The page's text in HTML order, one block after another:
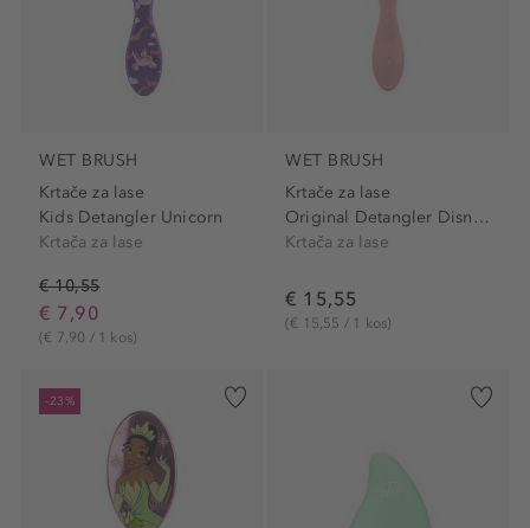
WET BRUSH
Krtače za lase
Kids Detangler Unicorn
Krtača za lase
€ 10,55
€ 7,90
(€ 7,90 / 1 kos)
WET BRUSH
Krtače za lase
Original Detangler Disney...
Krtača za lase
€ 15,55
(€ 15,55 / 1 kos)
-23%